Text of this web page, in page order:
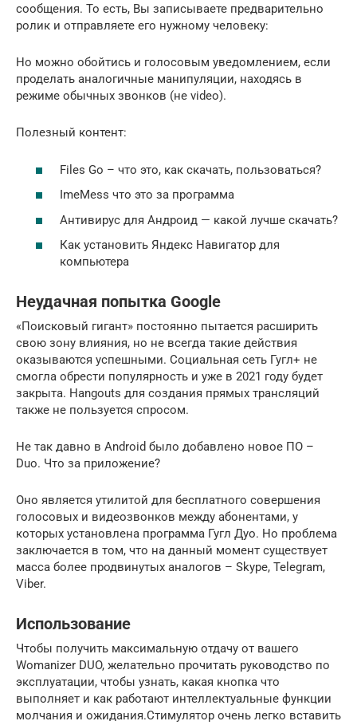
сообщения. То есть, Вы записываете предварительно
ролик и отправляете его нужному человеку:
Но можно обойтись и голосовым уведомлением, если
проделать аналогичные манипуляции, находясь в
режиме обычных звонков (не video).
Полезный контент:
Files Go – что это, как скачать, пользоваться?
ImeMess что это за программа
Антивирус для Андроид — какой лучше скачать?
Как установить Яндекс Навигатор для
компьютера
Неудачная попытка Google
«Поисковый гигант» постоянно пытается расширить
свою зону влияния, но не всегда такие действия
оказываются успешными. Социальная сеть Гугл+ не
смогла обрести популярность и уже в 2021 году будет
закрыта. Hangouts для создания прямых трансляций
также не пользуется спросом.
Не так давно в Android было добавлено новое ПО –
Duo. Что за приложение?
Оно является утилитой для бесплатного совершения
голосовых и видеозвонков между абонентами, у
которых установлена программа Гугл Дуо. Но проблема
заключается в том, что на данный момент существует
масса более продвинутых аналогов – Skype, Telegram,
Viber.
Использование
Чтобы получить максимальную отдачу от вашего
Womanizer DUO, желательно прочитать руководство по
эксплуатации, чтобы узнать, какая кнопка что
выполняет и как работают интеллектуальные функции
молчания и ожидания.Стимулятор очень легко вставить